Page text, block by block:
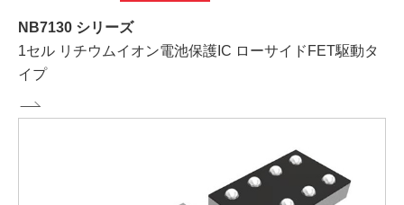
NB7130 シリーズ
1セル リチウムイオン電池保護IC ローサイドFET駆動タ
イプ